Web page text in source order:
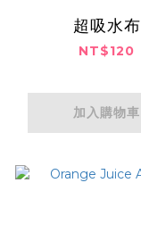
超吸水布
NT$120
加入購物車